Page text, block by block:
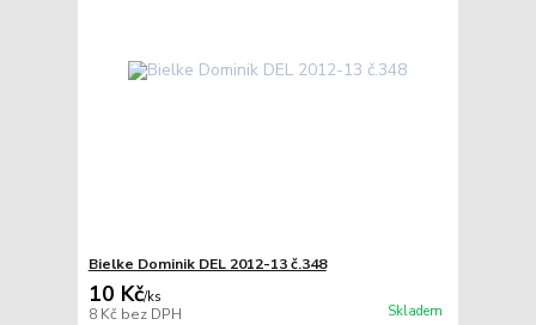
Bielke Dominik DEL 2012-13 č.348
10 Kč/ks
8 Kč bez DPH Skladem